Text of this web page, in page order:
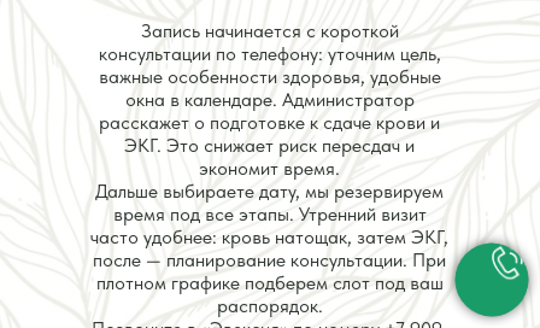
Запись начинается с короткой
консультации по телефону: уточним цель,
важные особенности здоровья, удобные
окна в календаре. Администратор
расскажет о подготовке к сдаче крови и
ЭКГ. Это снижает риск пересдач и
экономит время.
Дальше выбираете дату, мы резервируем
время под все этапы. Утренний визит
часто удобнее: кровь натощак, затем ЭКГ,
после — планирование консультации. При
плотном графике подберем слот под ваш
распорядок.